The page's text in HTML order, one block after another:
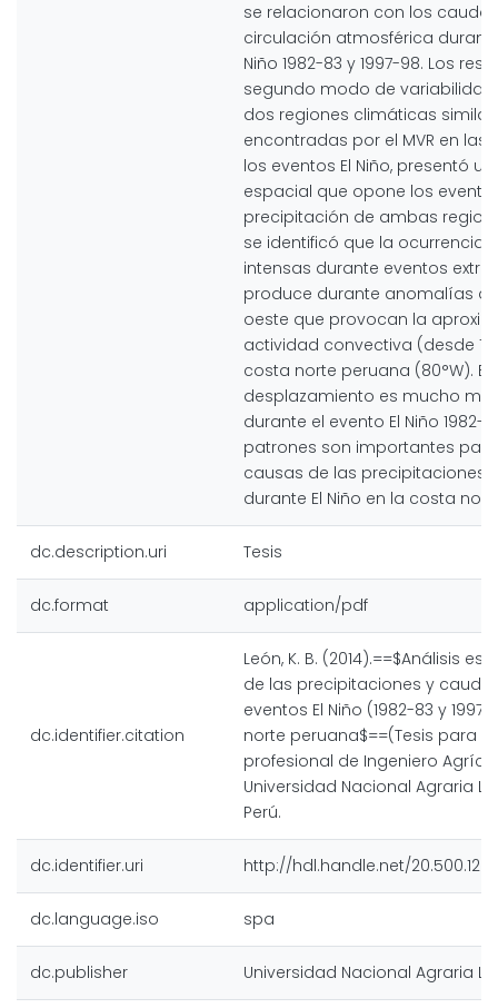
se relacionaron con los
circulación atmosférica
Niño 1982-83 y 1997-98. Los
segundo modo de
dos regiones climáticas
encontradas por el MVR en las
los eventos El Niño, presentó
espacial que opone los
precipitación de ambas
se identificó que la ocurrencia
intensas durante eventos
produce durante anomalías
oeste que provocan la
actividad convectiva (desde
costa norte peruana (80°W).
desplazamiento es mucho
durante el evento El Niño 1982-
patrones son importantes
causas de las precipitaciones
durante El Niño en la costa
dc.description.uri Tesis
dc.format application/pdf
dc.identifier.citation
León, K. B. (2014).==$Análisis
de las precipitaciones y
eventos El Niño (1982-83 y
norte peruana$==(Tesis para
profesional de Ingeniero
Universidad Nacional Agraria La
Perú.
dc.identifier.uri http://hdl.handle.net/
dc.language.iso spa
dc.publisher Universidad Nacional Agraria